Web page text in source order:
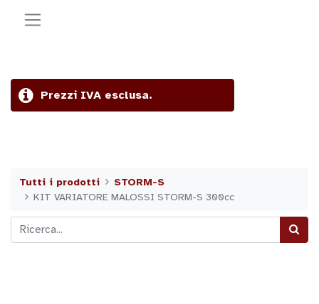
Prezzi IVA esclusa.
Tutti i prodotti
STORM-S
KIT VARIATORE MALOSSI STORM-S 300cc